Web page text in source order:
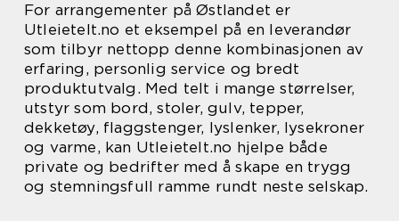
For arrangementer på Østlandet er
Utleietelt.no et eksempel på en leverandør
som tilbyr nettopp denne kombinasjonen av
erfaring, personlig service og bredt
produktutvalg. Med telt i mange størrelser,
utstyr som bord, stoler, gulv, tepper,
dekketøy, flaggstenger, lyslenker, lysekroner
og varme, kan Utleietelt.no hjelpe både
private og bedrifter med å skape en trygg
og stemningsfull ramme rundt neste selskap.